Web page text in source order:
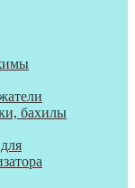
бахилы